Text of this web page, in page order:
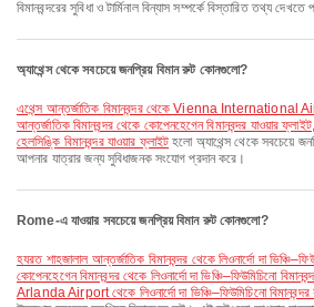
বিমানবন্দরের সুবিধা ও টার্মিনাল বিন্যাস সম্পর্কে বিস্তারিত তথ্য দেখতে
অ্যাথেন্স থেকে সবচেয়ে জনপ্রিয় বিমান রুট কোনগুলো?
এথেন্স আন্তর্জাতিক বিমানবন্দর থেকে Vienna International
আন্তর্জাতিক বিমানবন্দর থেকে কোপেনহেগেন বিমানবন্দর যাওয়ার ফ্লাইট
হেলসিঙ্কি বিমানবন্দর যাওয়ার ফ্লাইট হলো অ্যাথেন্স থেকে সবচেয়ে
আপনার যাত্রার জন্য সুবিধাজনক সংযোগ প্রদান করে।
Rome-এ যাওয়ার সবচেয়ে জনপ্রিয় বিমান রুট কোনগুলো?
হযরত শাহজালাল আন্তর্জাতিক বিমানবন্দর থেকে লিওনার্দো দা
কোপেনহেগেন বিমানবন্দর থেকে লিওনার্দো দা ভিঞ্চি–ফিউমিচিনো
Arlanda Airport থেকে লিওনার্দো দা ভিঞ্চি–ফিউমিচিনো বিমানবন্দর